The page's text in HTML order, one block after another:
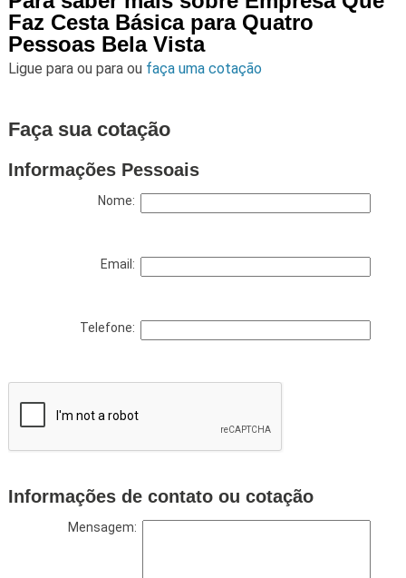
Faz Cesta Básica para Quatro
Pessoas Bela Vista
Ligue para ou para ou faça uma cotação
Faça sua cotação
Informações Pessoais
Nome:
Email:
Telefone:
Informações de contato ou cotação
Mensagem: